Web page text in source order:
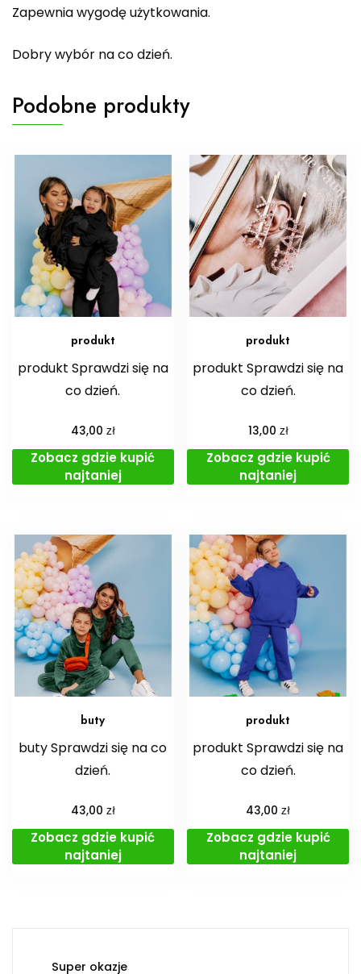
Zapewnia wygodę użytkowania.
Dobry wybór na co dzień.
Podobne produkty
produkt
produkt Sprawdzi się na
co dzień.
43,00 zł
Zobacz gdzie kupić
najtaniej
produkt
produkt Sprawdzi się na
co dzień.
13,00 zł
Zobacz gdzie kupić
najtaniej
buty
buty Sprawdzi się na co
dzień.
43,00 zł
Zobacz gdzie kupić
najtaniej
produkt
produkt Sprawdzi się na
co dzień.
43,00zł
Zobacz gdzie kupić
najtaniej
Super okazje